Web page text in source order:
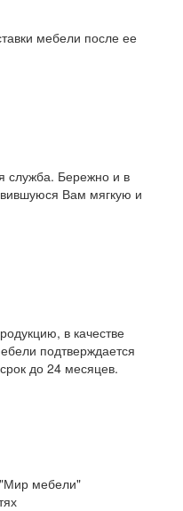
мебели после ее
служба. Бережно и в
Вам мягкую и
в качестве
подтверждается
до 24 месяцев.
мебели"